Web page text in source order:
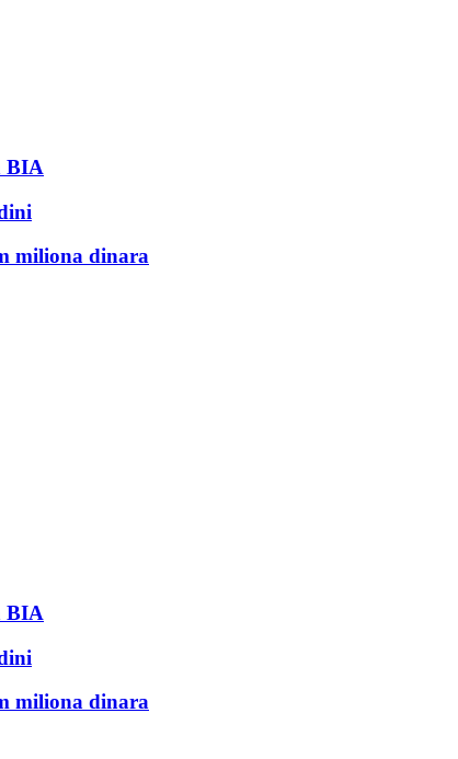
BIA
miliona dinara
BIA
miliona dinara